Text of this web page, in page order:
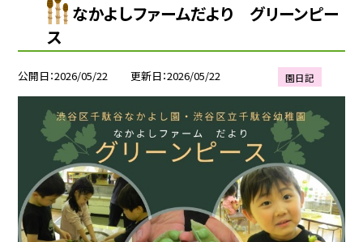
なかよしファームだより グリーンピー
ス
公開日 2026/05/22 更新日 2026/05/22 園日記